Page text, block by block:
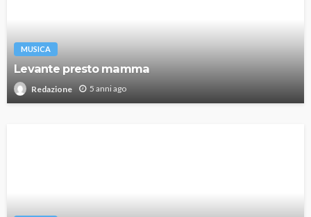
MUSICA
Levante presto mamma
Redazione 5 anni ago